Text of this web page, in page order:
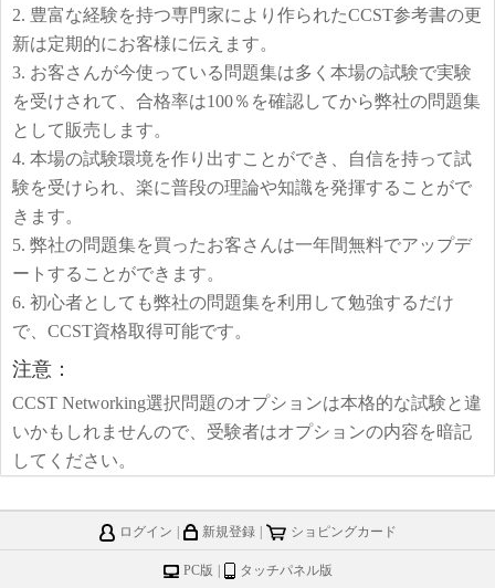
2. 豊富な経験を持つ専門家により作られたCCST参考書の更
新は定期的にお客様に伝えます。
3. お客さんが今使っている問題集は多く本場の試験で実験
を受けされて、合格率は100％を確認してから弊社の問題集
として販売します。
4. 本場の試験環境を作り出すことができ、自信を持って試
験を受けられ、楽に普段の理論や知識を発揮することがで
きます。
5. 弊社の問題集を買ったお客さんは一年間無料でアップデ
ートすることができます。
6. 初心者としても弊社の問題集を利用して勉強するだけ
で、CCST資格取得可能です。
注意：
CCST Networking選択問題のオプションは本格的な試験と違
いかもしれませんので、受験者はオプションの内容を暗記
してください。
ログイン 新規登録 ショピングカード
PC版 タッチパネル版